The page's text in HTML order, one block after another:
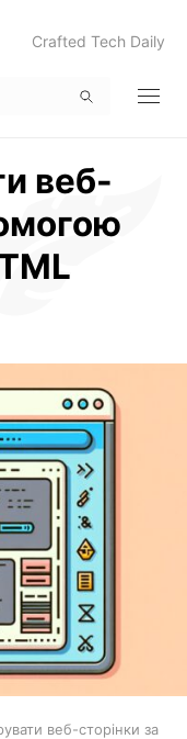
Crafted Tech Daily
веб-
веб-сторінки за